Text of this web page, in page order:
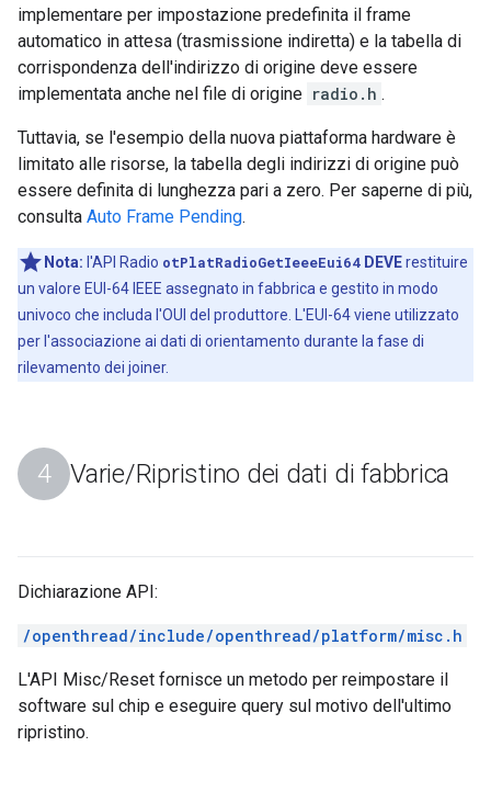
implementare per impostazione predefinita il frame
automatico in attesa (trasmissione indiretta) e la tabella di
corrispondenza dell'indirizzo di origine deve essere
implementata anche nel file di origine radio.h .
Tuttavia, se l'esempio della nuova piattaforma hardware è
limitato alle risorse, la tabella degli indirizzi di origine può
essere definita di lunghezza pari a zero. Per saperne di più,
consulta Auto Frame Pending.
Nota: l'API Radio otPlatRadioGetIeeeEui64 DEVErestituire
un valore EUI-64 IEEE assegnato in fabbrica e gestito in modo
univoco che includa l'OUI del produttore. L'EUI-64 viene utilizzato
per l'associazione ai dati di orientamento durante la fase di
rilevamento dei joiner.
Varie/Ripristino dei dati di fabbrica
Dichiarazione API:
/openthread/include/openthread/platform/misc.h
L'API Misc/Reset fornisce un metodo per reimpostare il
software sul chip e eseguire query sul motivo dell'ultimo
ripristino.